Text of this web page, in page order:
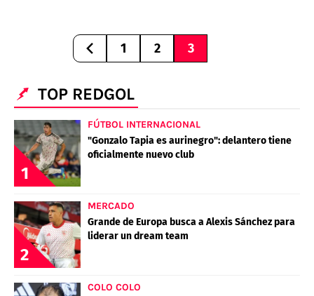
1 2 3
TOP REDGOL
1
FÚTBOL INTERNACIONAL
"Gonzalo Tapia es aurinegro": delantero tiene
oficialmente nuevo club
2
MERCADO
Grande de Europa busca a Alexis Sánchez para
liderar un dream team
COLO COLO